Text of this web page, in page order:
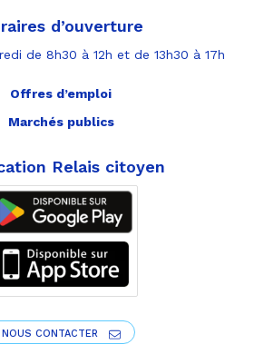
d’ouverture
de 8h30 à 12h et de 13h30 à 17h
Offres d’emploi
Marchés publics
Relais citoyen
NOUS CONTACTER